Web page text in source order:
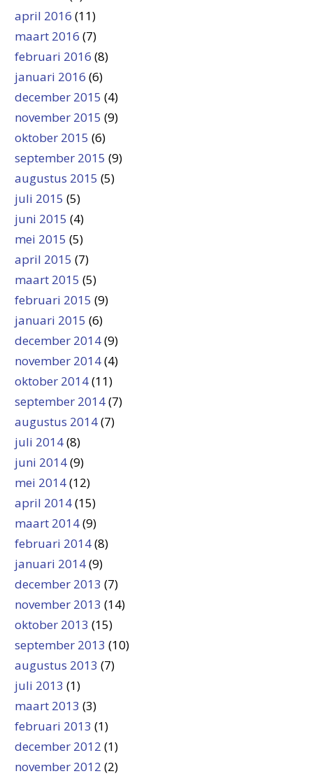
april 2016 (11)
maart 2016 (7)
februari 2016 (8)
januari 2016 (6)
december 2015 (4)
november 2015 (9)
oktober 2015 (6)
september 2015 (9)
augustus 2015 (5)
juli 2015 (5)
juni 2015 (4)
mei 2015 (5)
april 2015 (7)
maart 2015 (5)
februari 2015 (9)
januari 2015 (6)
december 2014(9)
november 2014(4)
oktober 2014(11)
september 2014(7)
augustus 2014(7)
juli 2014(8)
juni 2014(9)
mei 2014(12)
april 2014(15)
maart 2014(9)
februari 2014(8)
januari 2014(9)
december 2013 (7)
november 2013 (14)
oktober 2013 (15)
september 2013 (10)
augustus 2013 (7)
juli 2013 (1)
maart 2013 (3)
februari 2013 (1)
december 2012 (1)
november 2012 (2)